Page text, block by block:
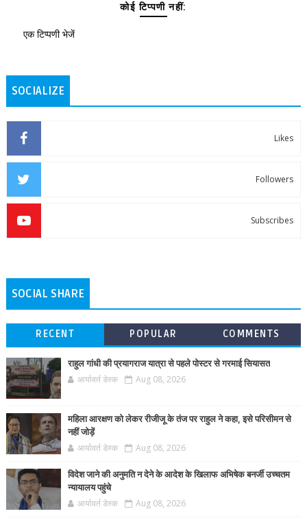
कोई टिप्पणी नहीं:
एक टिप्पणी भेजें
SOCIALIZE
Likes
Followers
Subscribes
SOCIAL SHARE
RECENT POPULAR COMMENTS
राहुल गांधी की प्रयागराज यात्रा से पहले पोस्टर से गरमाई सियासत
आर्यावर्त डेस्क Aug 08, 2026
महिला आरक्षण को लेकर रीजीजू के तंज पर राहुल ने कहा, इसे परिसीमन से
नहीं जोड़ें
आर्यावर्त डेस्क Aug 08, 2026
विदेश जाने की अनुमति न देने के आदेश के खिलाफ अभिषेक बनर्जी उच्चतम
न्यायालय पहुंचे
आर्यावर्त डेस्क Aug 08, 2026